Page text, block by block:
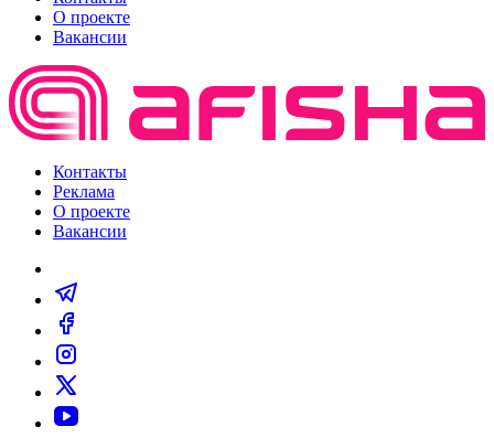
О проекте
Вакансии
Контакты
Реклама
О проекте
Вакансии